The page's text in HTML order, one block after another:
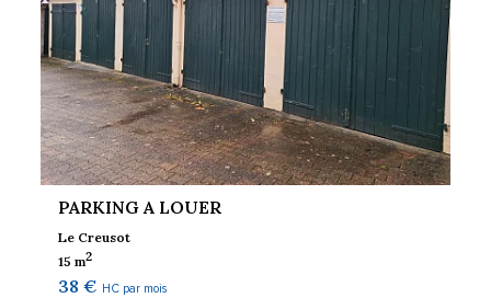
PARKING A LOUER
Le Creusot
15 m2
38 € HC par mois